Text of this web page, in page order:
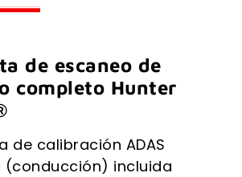
de escaneo de
completo Hunter
de calibración ADAS
(conducción) incluida